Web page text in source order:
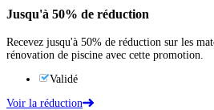
Jusqu'à 50% de réduction
Recevez jusqu'à 50% de réduction sur les
rénovation de piscine avec cette promotion.
Validé
Voir la réduction